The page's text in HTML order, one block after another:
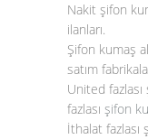
Nakit şifon
ilanları.
Şifon kumaş
satım
United
fazlası şifon
İthalat fazlası